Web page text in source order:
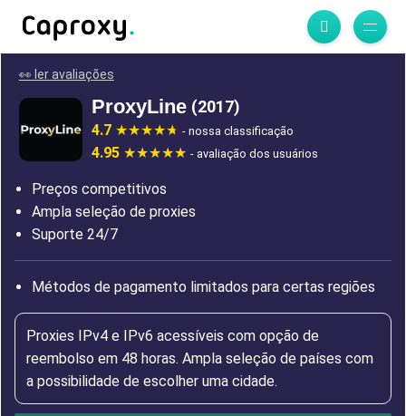
👀 ler avaliações
ProxyLine (2017)
4.7 - nossa classificação
4.95 - avaliação dos usuários
Preços competitivos
Ampla seleção de proxies
Suporte 24/7
Métodos de pagamento limitados para certas regiões
Proxies IPv4 e IPv6 acessíveis com opção de
reembolso em 48 horas. Ampla seleção de países com
a possibilidade de escolher uma cidade.